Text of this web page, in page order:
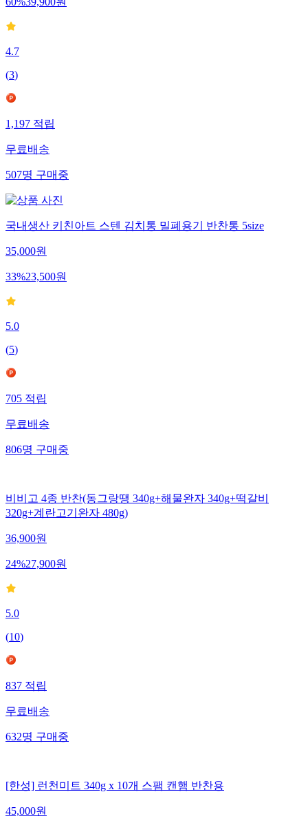
4.7
(3)
1,197 적립
무료배송
507명 구매중
국내생산 키친아트 스텐 김치통 밀폐용기 반찬통 5size
35,000원
33%23,500원
5.0
(5)
705 적립
무료배송
806명 구매중
비비고 4종 반찬(동그랑땡 340g+해물완자 340g+떡갈비
320g+계란고기완자 480g)
36,900원
24%27,900원
5.0
(10)
837적립
무료배송
632명구매중
[한성] 런천미트 340g x 10개 스팸 캔햄 반찬용
45,000원